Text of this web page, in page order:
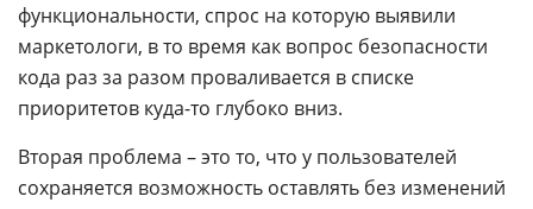
функциональности, спрос на которую выявили
маркетологи, в то время как вопрос безопасности
кода раз за разом проваливается в списке
приоритетов куда-то глубоко вниз.
Вторая проблема – это то, что у пользователей
сохраняется возможность оставлять без изменений